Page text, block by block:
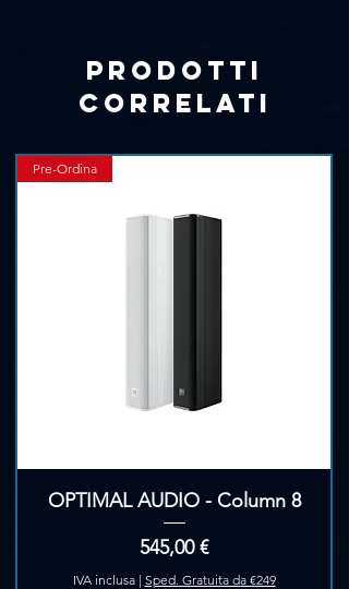
Prodotti
correlati
Pre-Ordina
OPTIMAL AUDIO - Column 8
Prezzo
545,00 €
IVA inclusa| Sped. Gratuita da €249